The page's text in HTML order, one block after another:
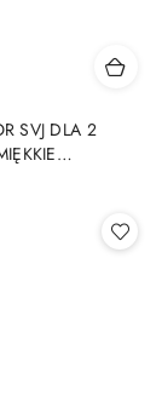
SVJ DLA 2